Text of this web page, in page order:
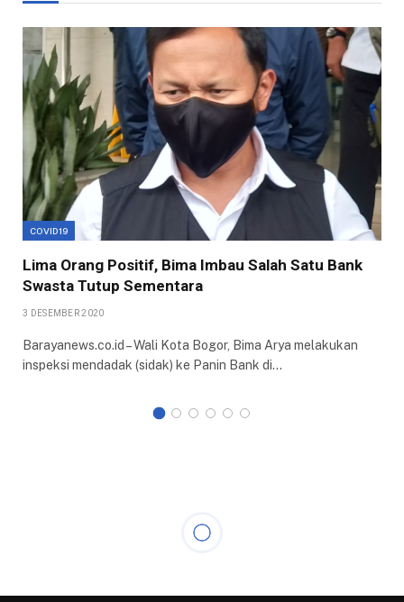
COVID19
Lima Orang Positif, Bima Imbau Salah Satu Bank
Swasta Tutup Sementara
3 DESEMBER 2020
Barayanews.co.id – Wali Kota Bogor, Bima Arya melakukan
inspeksi mendadak (sidak) ke Panin Bank di…